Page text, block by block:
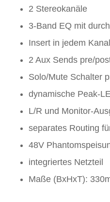
2 Stereokanäle
3-Band EQ mit
Insert in jedem Kanal
2 Aux Sends pre/
Solo/Mute Schalter
dynamische Peak-
L/R und Monitor-
separates Routing
48V
integriertes Netzteil
Maße (BxHxT):